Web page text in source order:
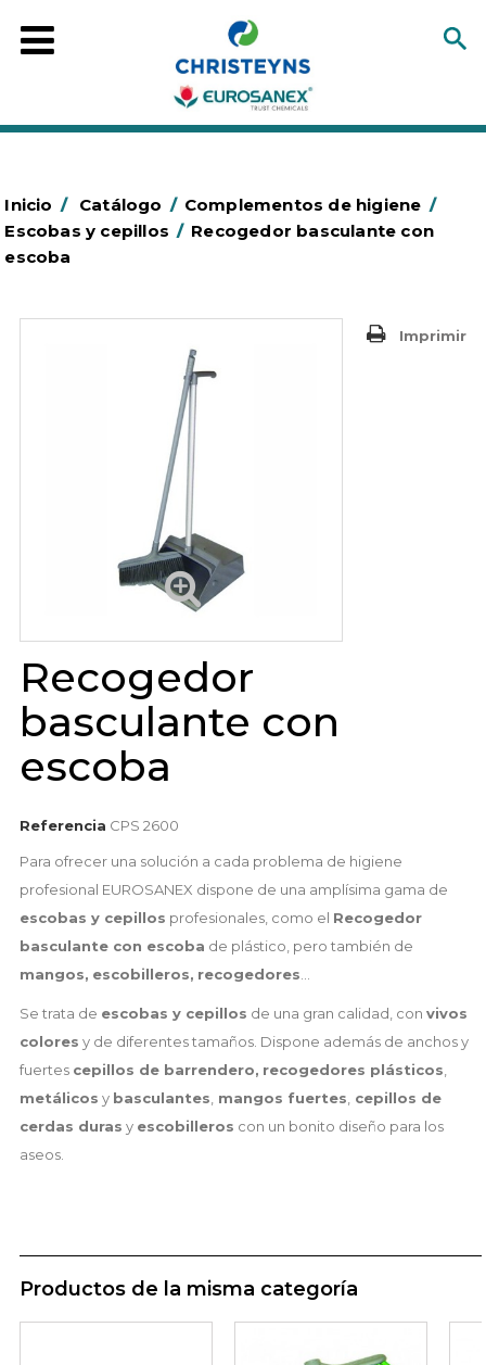
Inicio / Catálogo / Complementos de higiene /
Escobas y cepillos / Recogedor basculante con
escoba
Imprimir
Recogedor
basculante con
escoba
Referencia CPS 2600
Para ofrecer una solución a cada problema de higiene
profesional EUROSANEX dispone de una amplísima gama de
escobas y cepillos profesionales, como el Recogedor
basculante con escoba de plástico, pero también de
mangos, escobilleros, recogedores
Se trata de escobas y cepillos de una gran calidad, con vivos
colores y de diferentes tamaños. Dispone además de anchos y
fuertes cepillos de barrendero, recogedores plásticos
metálicos y basculantes mangos fuertes cepillos de
cerdas duras y escobilleros con un bonito diseño para los
aseos.
Productos de la misma categoría